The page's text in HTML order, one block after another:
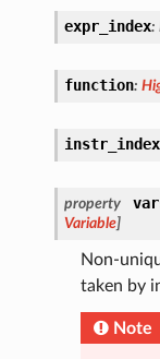
expr_index:
function:
instr_index
property
Variable]
Non-
taken by
Note